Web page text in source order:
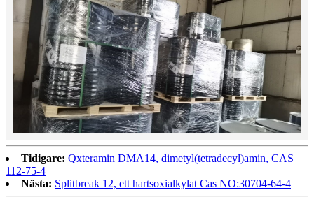
Tidigare: Qxteramin DMA14, dimetyl(tetradecyl)amin, CAS
112-75-4
Nästa: Splitbreak 12, ett hartsoxialkylat Cas NO:30704-64-4